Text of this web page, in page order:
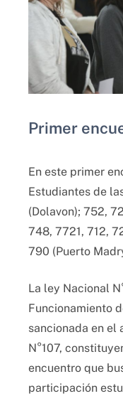
Primer
En este primer
Estudiantes de
(Dolavon); 752,
748, 7721, 712,
790 (Puerto
La ley Nacional
Funcionamiento
sancionada en el
N°107,
encuentro que
participación